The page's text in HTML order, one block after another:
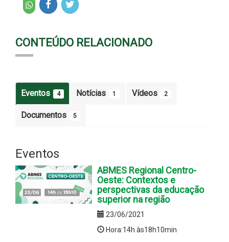
CONTEÚDO RELACIONADO
Eventos 4 Notícias 1 Vídeos 2
Documentos 5
Eventos
ABMES Regional Centro-
Oeste: Contextos e
perspectivas da educação
superior na região
23/06/2021
Hora:14h às18h10min